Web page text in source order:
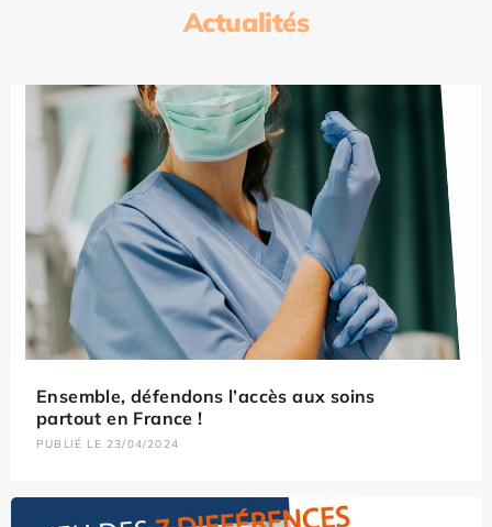
Actualités
Ensemble, défendons l’accès aux soins
partout en France !
PUBLIÉ LE 23/04/2024